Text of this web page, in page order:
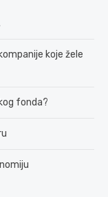
koje žele
fonda?